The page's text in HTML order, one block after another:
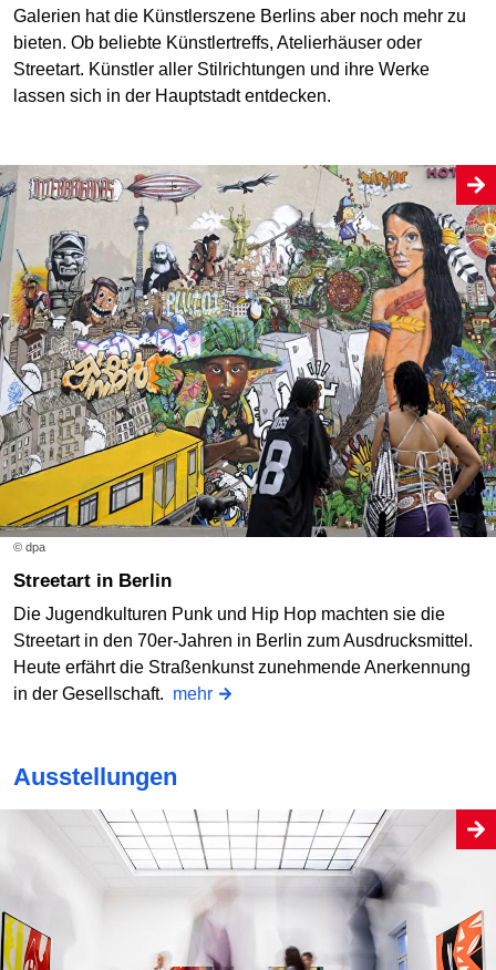
Galerien hat die Künstlerszene Berlins aber noch mehr zu
bieten. Ob beliebte Künstlertreffs, Atelierhäuser oder
Streetart. Künstler aller Stilrichtungen und ihre Werke
lassen sich in der Hauptstadt entdecken.
© dpa
Streetart in Berlin
Die Jugendkulturen Punk und Hip Hop machten sie die
Streetart in den 70er-Jahren in Berlin zum Ausdrucksmittel.
Heute erfährt die Straßenkunst zunehmende Anerkennung
in der Gesellschaft. mehr
Ausstellungen